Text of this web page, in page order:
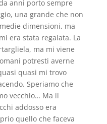
anni porto sempre
una grande che non
dimensioni, ma
era stata regalata. La
ma mi viene
potresti averne
quasi mi trovo
Speriamo che
vecchio… Ma il
addosso era
quello che faceva